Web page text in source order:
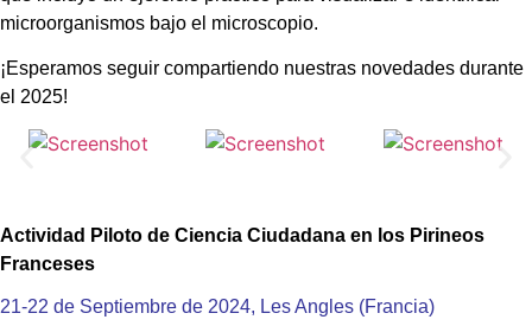
microorganismos bajo el microscopio.
¡Esperamos seguir compartiendo nuestras novedades durante
el 2025!
Actividad Piloto de Ciencia Ciudadana en los Pirineos
Franceses
21-22 de Septiembre de 2024, Les Angles (Francia)